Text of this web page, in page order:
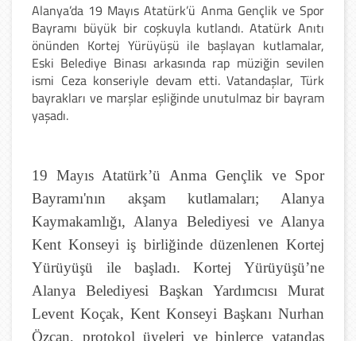
Alanya’da 19 Mayıs Atatürk’ü Anma Gençlik ve Spor
Bayramı büyük bir coşkuyla kutlandı. Atatürk Anıtı
önünden Kortej Yürüyüşü ile başlayan kutlamalar,
Eski Belediye Binası arkasında rap müziğin sevilen
ismi Ceza konseriyle devam etti. Vatandaşlar, Türk
bayrakları ve marşlar eşliğinde unutulmaz bir bayram
yaşadı.
19 Mayıs Atatürk’ü Anma Gençlik ve Spor
Bayramı'nın akşam kutlamaları; Alanya
Kaymakamlığı, Alanya Belediyesi ve Alanya
Kent Konseyi iş birliğinde düzenlenen Kortej
Yürüyüşü ile başladı. Kortej Yürüyüşü’ne
Alanya Belediyesi Başkan Yardımcısı Murat
Levent Koçak, Kent Konseyi Başkanı Nurhan
Özcan, protokol üyeleri ve binlerce vatandaş